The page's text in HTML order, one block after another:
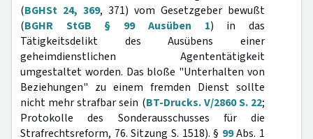
(BGHSt 24, 369, 371) vom Gesetzgeber bewußt
(BGHR StGB § 99 Ausüben 1) in das
Tätigkeitsdelikt des Ausübens einer
geheimdienstlichen Agententätigkeit
umgestaltet worden. Das bloße "Unterhalten von
Beziehungen" zu einem fremden Dienst sollte
nicht mehr strafbar sein (BT-Drucks. V/2860 S. 22;
Protokolle des Sonderausschusses für die
Strafrechtsreform, 76. Sitzung S. 1518). § 99Abs. 1